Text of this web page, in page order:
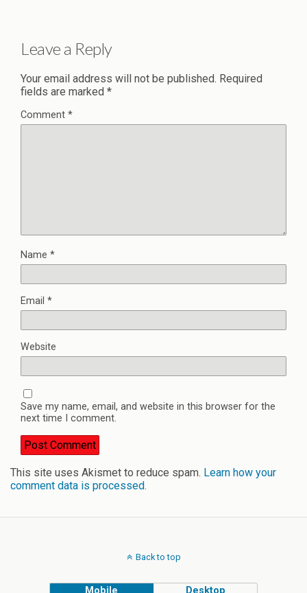
Leave a Reply
Your email address will not be published. Required
fields are marked *
Comment *
Name *
Email *
Website
Save my name, email, and website in this browser for the
next time I comment.
This site uses Akismet to reduce spam. Learn how your
comment data is processed.
Back to top
Mobile Desktop